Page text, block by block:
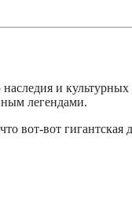
и культурных
легендами.
вот-вот гигантская